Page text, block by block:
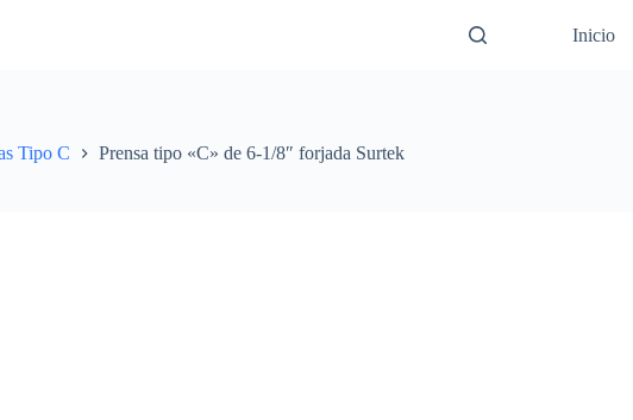
Inicio
Tipo C Prensa tipo «C» de 6-1/8″ forjada Surtek